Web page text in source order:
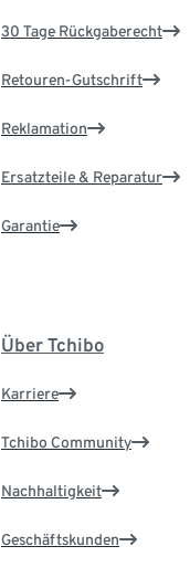
30 Tage Rückgaberecht
Retouren-Gutschrift
Reklamation
Ersatzteile & Reparatur
Garantie
Über Tchibo
Karriere
Tchibo Community
Nachhaltigkeit
Geschäftskunden